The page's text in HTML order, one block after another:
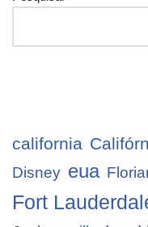
california
Disney eua
Fort